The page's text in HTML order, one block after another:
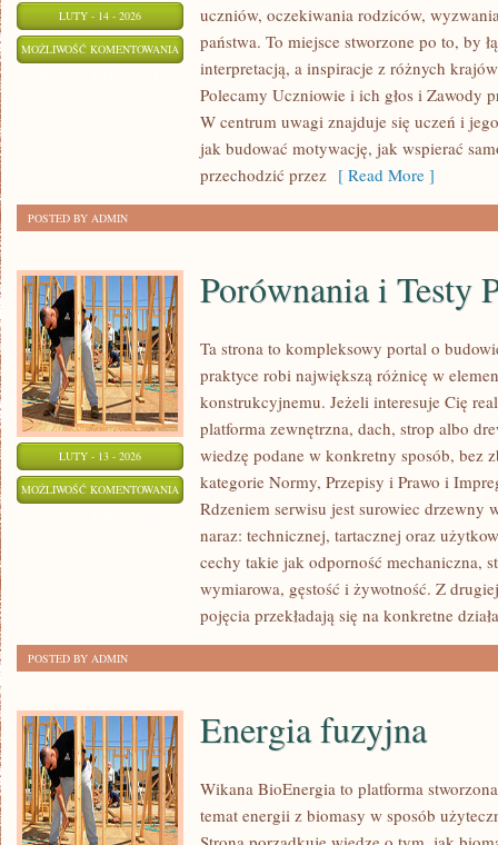
LUTY - 14 - 2026
MOŻLIWOŚĆ KOMENTOWANIA EDUKACJA
ZDROWIE
PSYCHICZNE
uczniów, oczekiwania rodziców,
państwa. To miejsce stworzone po to, by
interpretacją, a inspiracje z różnych
Polecamy Uczniowie i ich głos i Zawody
W centrum uwagi znajduje się uczeń i
jak budować motywację, jak wspierać
przechodzić przez [ Read More ]
POSTED BY ADMIN
LUTY - 13 - 2026
MOŻLIWOŚĆ KOMENTOWANIA PORÓWNANIA
TESTY
PRODUKTÓW
Porównania i Testy
Ta strona to kompleksowy portal o
praktyce robi największą różnicę w
konstrukcyjnemu. Jeżeli interesuje Cię
platforma zewnętrzna, dach, strop albo
wiedzę podane w konkretny sposób, bez
kategorie Normy, Przepisy i Prawo i
Rdzeniem serwisu jest surowiec drzewny
naraz: technicznej, tartacznej oraz
cechy takie jak odporność mechaniczna,
wymiarowa, gęstość i żywotność. Z
pojęcia przekładają się na konkretne
POSTED BY ADMIN
Energia fuzyjna
Wikana BioEnergia to platforma
temat energii z biomasy w sposób